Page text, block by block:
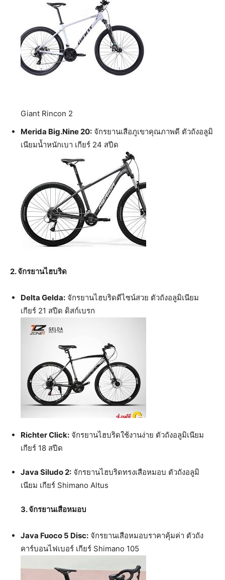
Giant Rincon 2
Merida Big.Nine 20: จักรยานเสือภูเขาคุณภาพดี ตัวถังอลูมิ
เนียมน้ำหนักเบา เกียร์ 24 สปีด
2. จักรยานไฮบริด
Delta Gelda: จักรยานไฮบริดดีไซน์สวย ตัวถังอลูมิเนียม
เกียร์ 21 สปีด ดิสก์เบรก
Richter Click: จักรยานไฮบริดใช้งานง่าย ตัวถังอลูมิเนียม
เกียร์ 18 สปีด
Java Siludo 2: จักรยานไฮบริดทรงเสือหมอบ ตัวถังอลูมิ
เนียม เกียร์ Shimano Altus
3. จักรยานเสือหมอบ
Java Fuoco 5 Disc: จักรยานเสือหมอบราคาคุ้มค่า ตัวถัง
คาร์บอนไฟเบอร์ เกียร์ Shimano 105